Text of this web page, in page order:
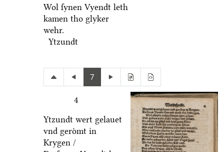
Wol ſynen Vyendt leth
kamen tho glyker
wehr.
Ytzundt
7
4
Ytzundt wert gelauet
vnd geroͤmt in
Krygen /